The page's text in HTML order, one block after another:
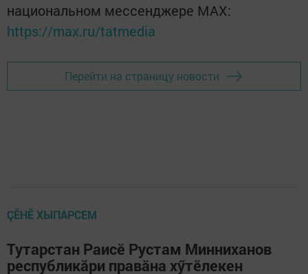
национальном мессенджере MАХ:
https://max.ru/tatmedia
Перейти на страницу новости
ÇӖНӖ ХЫПАРСЕМ
Тутарстан Раисӗ Рустам Минниханов
республикăри правăна хӳтӗлекен